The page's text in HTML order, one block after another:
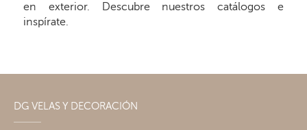
en exterior. Descubre nuestros catálogos e
inspírate.
DG VELAS Y DECORACIÓN